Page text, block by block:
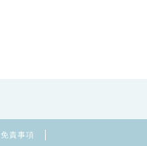
免責事項